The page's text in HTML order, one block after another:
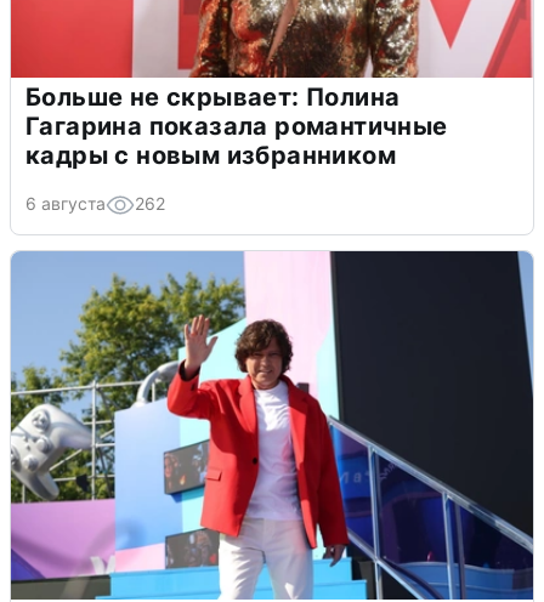
Больше не скрывает: Полина
Гагарина показала романтичные
кадры с новым избранником
6 августа 262